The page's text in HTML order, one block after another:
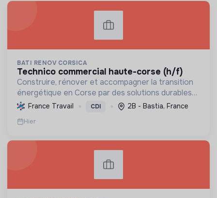
BATI RENOV CORSICA
technico commercial haute-corse (h/f)
Construire, rénover et accompagner la transition
énergétique en Corse par des solutions durables
(solaire, isolation, chauffage, etc.) et la location de
matériel. Labellisée RGE.
France Travail CDI 2B - Bastia, France
Hier